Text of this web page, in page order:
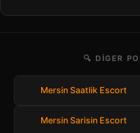
🔍 DIGER
Mersin Saatlik Escort
Mersin Sarisin Escort